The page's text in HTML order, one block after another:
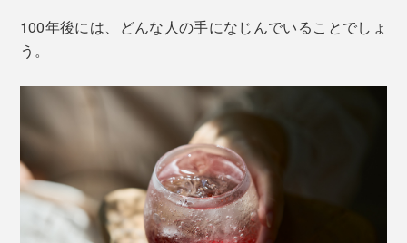
100年後には、どんな人の手になじんでいることでしょ
う。